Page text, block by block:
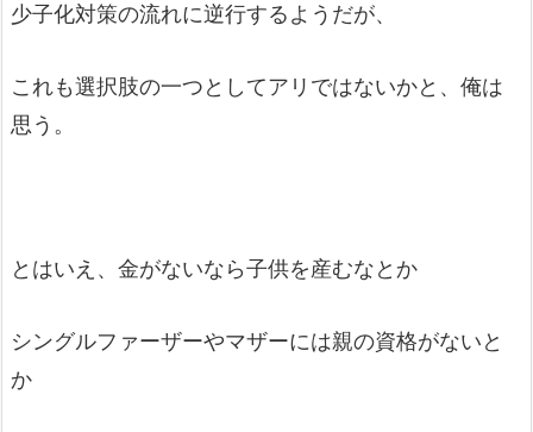
少子化対策の流れに逆行するようだが、
これも選択肢の一つとしてアリではないかと、俺は
思う。
とはいえ、金がないなら子供を産むなとか
シングルファーザーやマザーには親の資格がないと
か